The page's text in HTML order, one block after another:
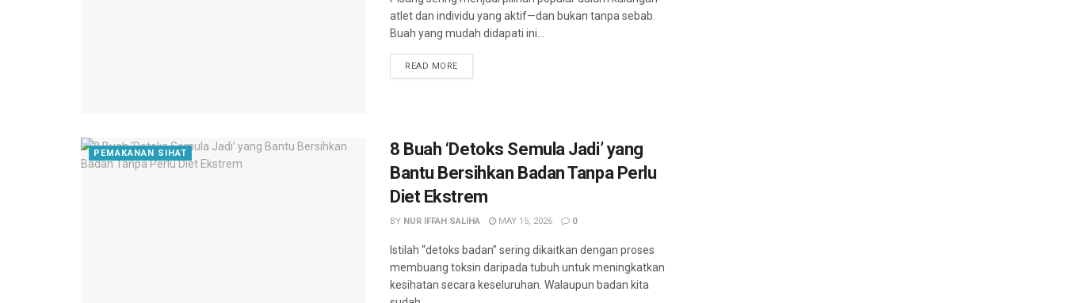
atlet dan individu yang aktif—dan bukan tanpa sebab.
Buah yang mudah didapati ini...
READ MORE
PEMAKANAN SIHAT
8 Buah ‘Detoks Semula Jadi’ yang
Bantu Bersihkan Badan Tanpa Perlu
Diet Ekstrem
BY NUR IFFAH SALIHA MAY 15, 2026 0
Istilah “detoks badan” sering dikaitkan dengan proses
membuang toksin daripada tubuh untuk meningkatkan
kesihatan secara keseluruhan. Walaupun badan kita